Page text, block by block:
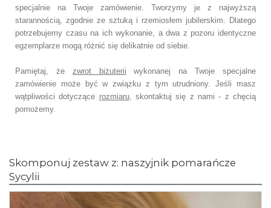
specjalnie na Twoje zamówienie. Tworzymy je z najwyższą
starannością, zgodnie ze sztuką i rzemiosłem jubilerskim. Dlatego
potrzebujemy czasu na ich wykonanie, a dwa z pozoru identyczne
egzemplarze mogą różnić się delikatnie od siebie.
Pamiętaj, że zwrot biżuterii wykonanej na Twoje specjalne
zamówienie może być w związku z tym utrudniony. Jeśli masz
wątpliwości dotyczące rozmiaru, skontaktuj się z nami - z chęcią
pomożemy.
Skomponuj zestaw z: naszyjnik pomarańcze
Sycylii